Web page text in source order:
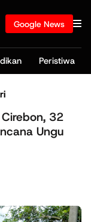
Google News
Peristiwa
32
Ungu